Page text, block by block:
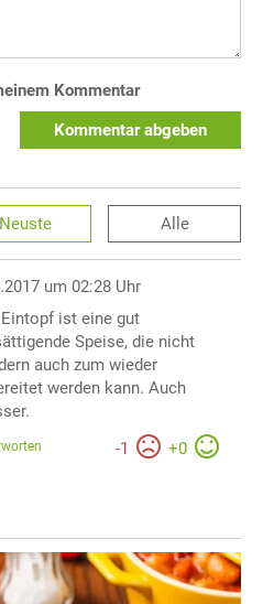
Kommentar
Kommentar abgeben
Neuste Alle
um 02:28 Uhr
ist eine gut
Speise, die nicht
auch zum wieder
werden kann. Auch
-1 +0